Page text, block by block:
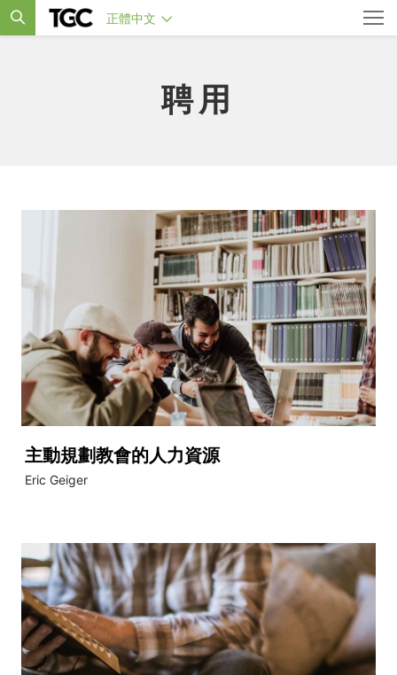
正體中文
聘用
主動規劃教會的人力資源
Eric Geiger